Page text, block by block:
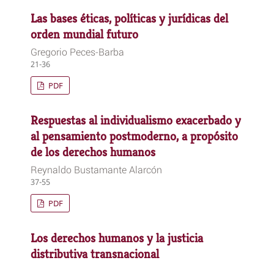
Las bases éticas, políticas y jurídicas del
orden mundial futuro
Gregorio Peces-Barba
21-36
PDF
Respuestas al individualismo exacerbado y
al pensamiento postmoderno, a propósito
de los derechos humanos
Reynaldo Bustamante Alarcón
37-55
PDF
Los derechos humanos y la justicia
distributiva transnacional